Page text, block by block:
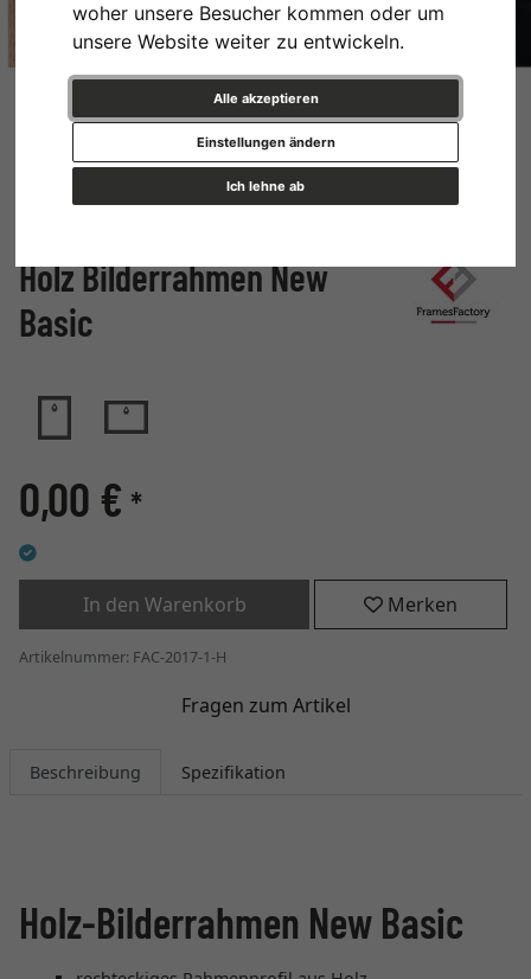
woher unsere Besucher kommen oder um
unsere Website weiter zu entwickeln.
Alle akzeptieren
Ich lehne ab
Einstellungen ändern
Holz Bilderrahmen New
Basic
0,00 € *
In den Warenkorb Merken
Artikelnummer: FAC-2017-1-H
Fragen zum Artikel
Beschreibung Spezifikation
Holz-Bilderrahmen New Basic